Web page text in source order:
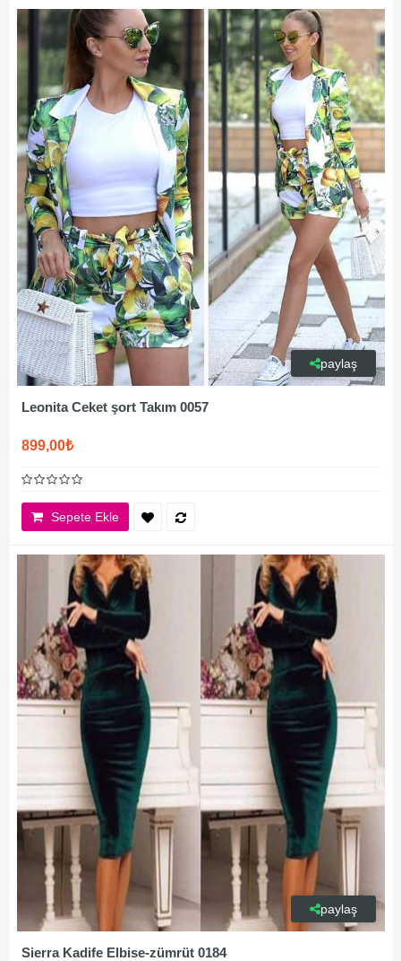
paylaş
Leonita Ceket şort Takım 0057
899,00₺
Sepete Ekle
paylaş
Sierra Kadife Elbise-zümrüt 0184